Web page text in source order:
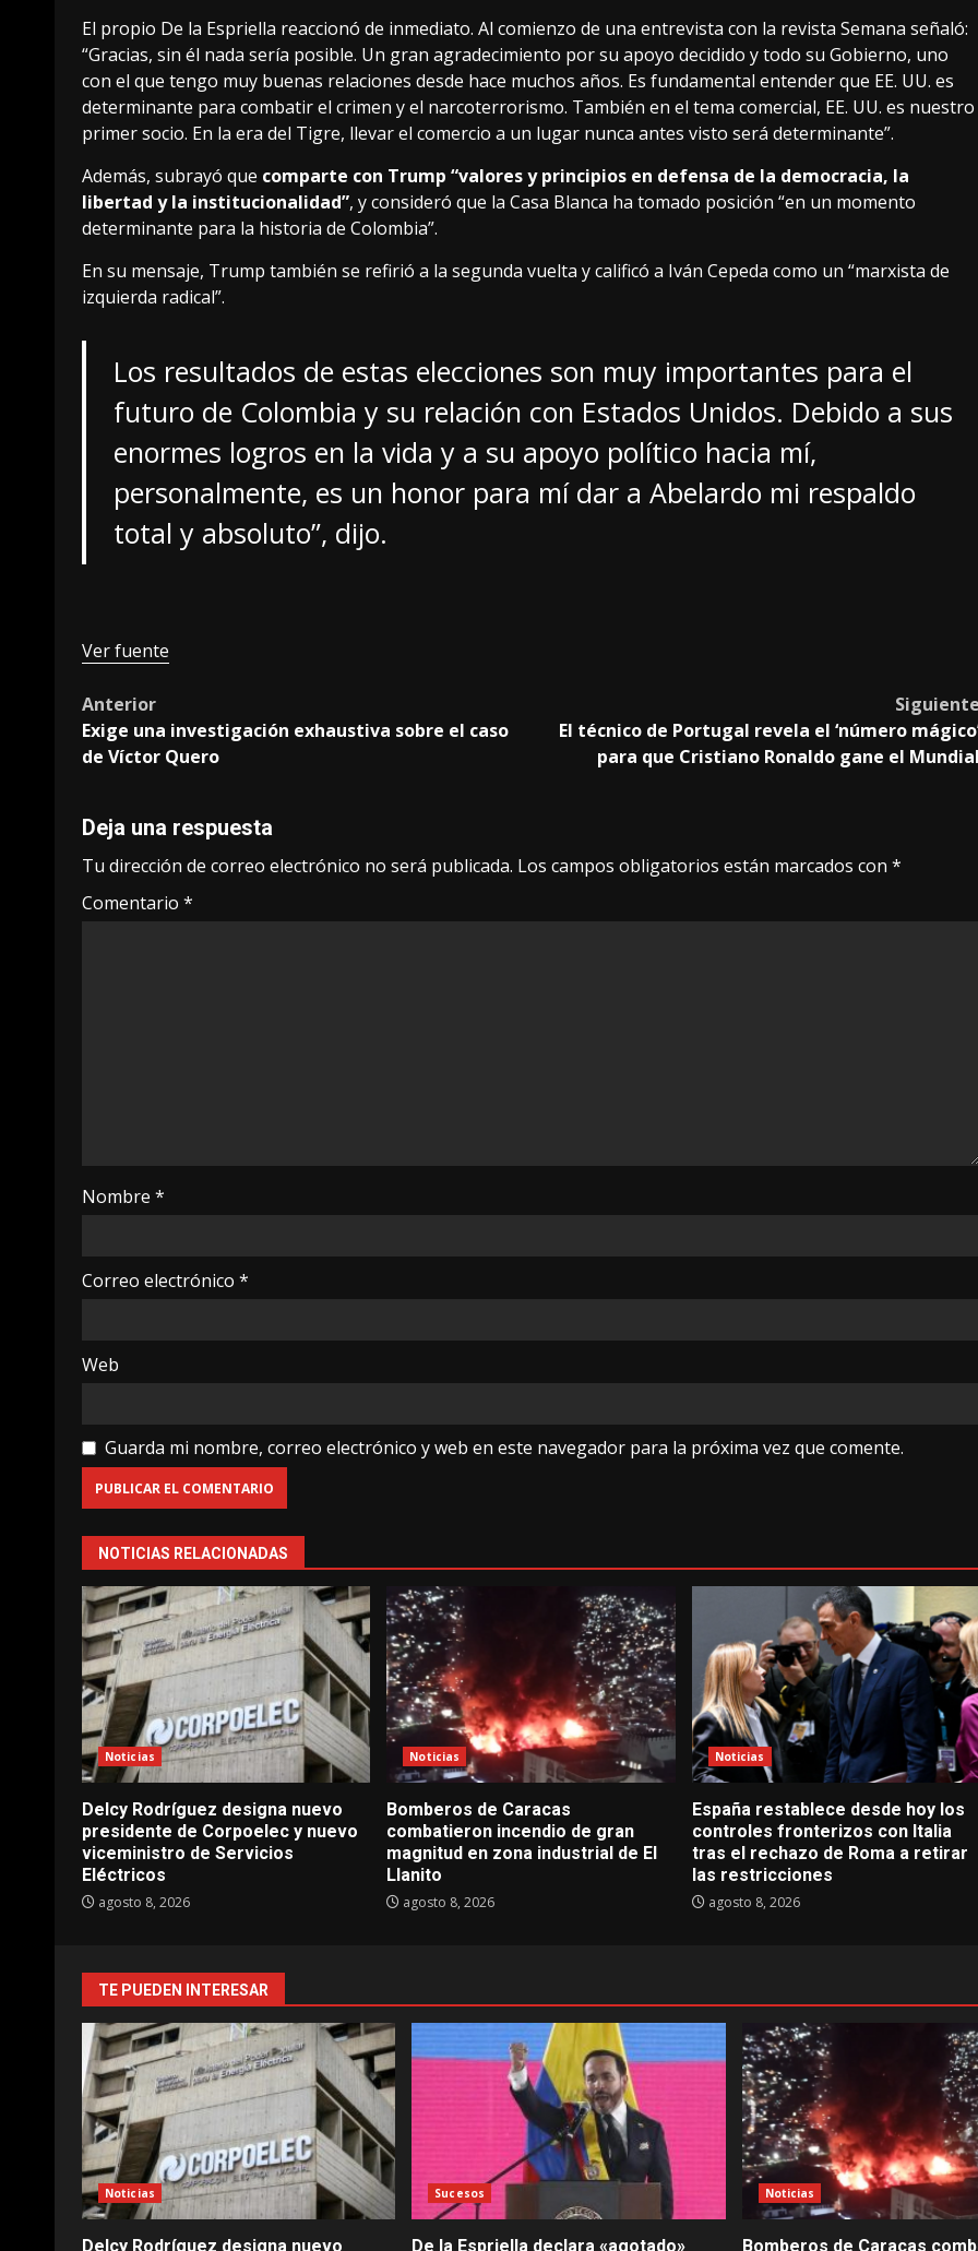
El propio De la Espriella reaccionó de inmediato. Al comienzo de una entrevista con la revista Semana señaló:
“Gracias, sin él nada sería posible. Un gran agradecimiento por su apoyo decidido y todo su Gobierno, uno
con el que tengo muy buenas relaciones desde hace muchos años. Es fundamental entender que EE. UU. es
determinante para combatir el crimen y el narcoterrorismo. También en el tema comercial, EE. UU. es nuestro
primer socio. En la era del Tigre, llevar el comercio a un lugar nunca antes visto será determinante”.
Además, subrayó que comparte con Trump “valores y principios en defensa de la democracia, la
libertad y la institucionalidad”, y consideró que la Casa Blanca ha tomado posición “en un momento
determinante para la historia de Colombia”.
En su mensaje, Trump también se refirió a la segunda vuelta y calificó a Iván Cepeda como un “marxista de
izquierda radical”.
Los resultados de estas elecciones son muy importantes para el
futuro de Colombia y su relación con Estados Unidos. Debido a sus
enormes logros en la vida y a su apoyo político hacia mí,
personalmente, es un honor para mí dar a Abelardo mi respaldo
total y absoluto”, dijo.
Ver fuente
Post
navigation
Anterior
Exige una investigación exhaustiva sobre el caso
de Víctor Quero
Siguiente
El técnico de Portugal revela el ‘número
para que Cristiano Ronaldo gane el Mundial
Deja una respuesta
Tu dirección de correo electrónico no será publicada. Los campos obligatorios están marcados con *
Comentario *
Nombre *
Correo electrónico *
Web
Guarda mi nombre, correo electrónico y web en este navegador para la próxima vez que comente.
NOTICIAS RELACIONADAS
Noticias
Delcy Rodríguez designa nuevo
presidente de Corpoelec y nuevo
viceministro de Servicios
Eléctricos
agosto 8, 2026
Noticias
Bomberos de Caracas
combatieron incendio de gran
magnitud en zona industrial de El
Llanito
agosto 8, 2026
Noticias
España restablece desde hoy los
controles fronterizos con Italia
tras el rechazo de Roma a retirar
las restricciones
agosto 8, 2026
TE PUEDEN INTERESAR
Noticias
Delcy Rodríguez designa nuevo
Sucesos
De la Espriella declara «agotado»
Noticias
Bomberos de Caracas